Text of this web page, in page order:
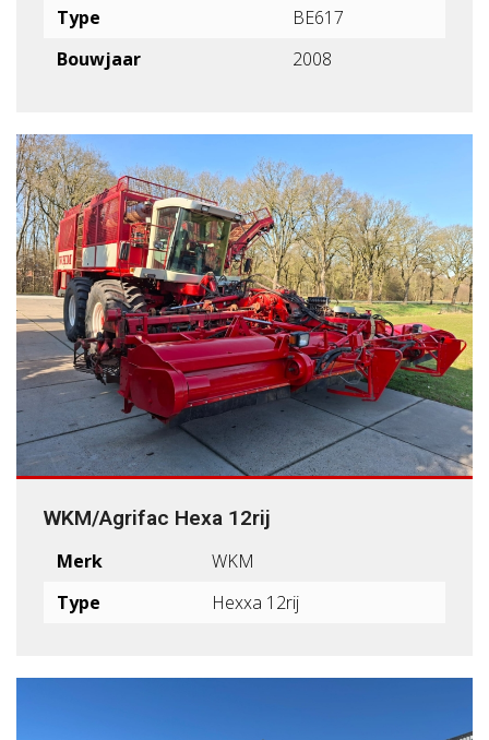
Type
BE617
Bouwjaar
2008
WKM/Agrifac Hexa 12rij
Merk
WKM
Type
Hexxa 12rij